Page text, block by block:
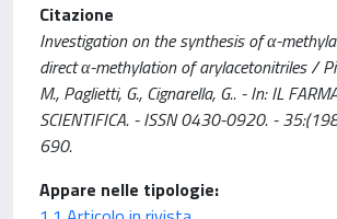
Citazione
Investigation on the synthesis of α-
direct α-methylation of arylacetonitriles /
M., Paglietti, G., Cignarella, G.. - In: IL
SCIENTIFICA. - ISSN 0430-0920. -
690.
Appare nelle tipologie: